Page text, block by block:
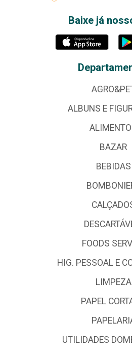
Baixe já
ALBUNS E
BAZAR
BEBIDAS
FOODS
HIG. PESSOAL E
LIMPEZA
PAPEL
UTILIDADES